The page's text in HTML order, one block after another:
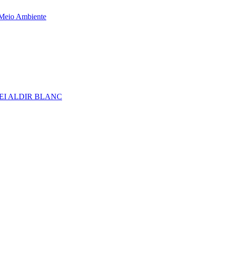
Ambiente
ALDIR BLANC